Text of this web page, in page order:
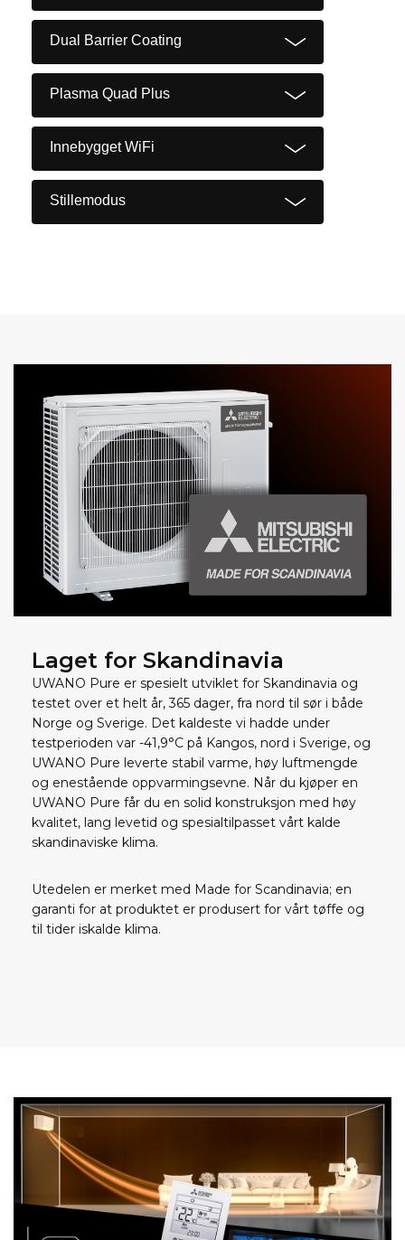
Dual Barrier Coating
Plasma Quad Plus
Innebygget WiFi
Stillemodus
Laget for Skandinavia
UWANO Pure er spesielt utviklet for Skandinavia og
testet over et helt år, 365 dager, fra nord til sør i både
Norge og Sverige. Det kaldeste vi hadde under
testperioden var -41,9°C på Kangos, nord i Sverige, og
UWANO Pure leverte stabil varme, høy luftmengde
og enestående oppvarmingsevne. Når du kjøper en
UWANO Pure får du en solid konstruksjon med høy
kvalitet, lang levetid og spesialtilpasset vårt kalde
skandinaviske klima.
Utedelen er merket med Made for Scandinavia; en
garanti for at produktet er produsert for vårt tøffe og
til tider iskalde klima.